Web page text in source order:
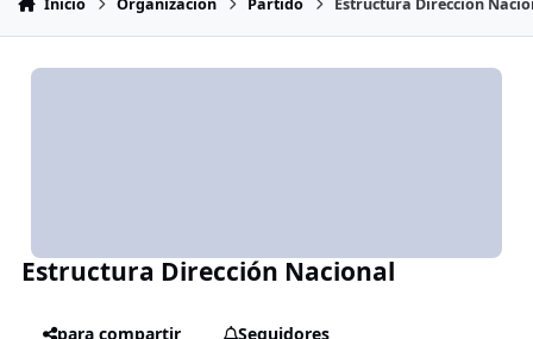
Inicio Organización Partido Estructura Dirección
Estructura Dirección Nacional
para compartir
Seguidores